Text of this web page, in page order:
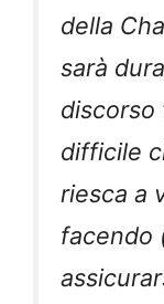
della
sarà
discorso
difficile
riesca a
facendo